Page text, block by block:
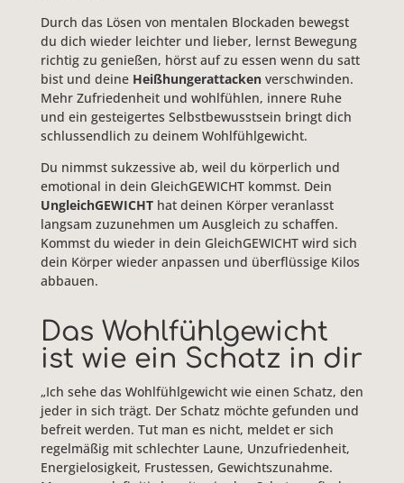
Durch das Lösen von mentalen Blockaden bewegst
du dich wieder leichter und lieber, lernst Bewegung
richtig zu genießen, hörst auf zu essen wenn du satt
bist und deine Heißhungerattackenverschwinden.
Mehr Zufriedenheit und wohlfühlen, innere Ruhe
und ein gesteigertes Selbstbewusstsein bringt dich
schlussendlich zu deinem Wohlfühlgewicht.
Du nimmst sukzessive ab, weil du körperlich und
emotional in dein GleichGEWICHT kommst. Dein
UngleichGEWICHThat deinen Körper veranlasst
langsam zuzunehmen um Ausgleich zu schaffen.
Kommst du wieder in dein GleichGEWICHT wird sich
dein Körper wieder anpassen und überflüssige Kilos
abbauen.
Das Wohlfühlgewicht
ist wie ein Schatz in dir
„Ich sehe das Wohlfühlgewicht wie einen Schatz, den
jeder in sich trägt. Der Schatz möchte gefunden und
befreit werden. Tut man es nicht, meldet er sich
regelmäßig mit schlechter Laune, Unzufriedenheit,
Energielosigkeit, Frustessen, Gewichtszunahme.